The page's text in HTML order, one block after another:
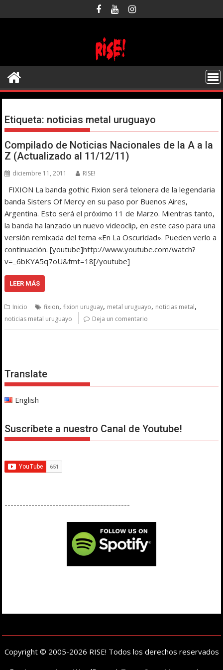
al
Etiqueta: noticias metal uruguayo
Compilado de Noticias Nacionales de la A a la
Z (Actualizado al 11/12/11)
diciembre 11, 2011 RISE!
FIXION La banda gothic Fixion será telonera de la legendaria
banda Sisters Of Mercy en su paso por Buenos Aires,
Argentina. Esto será el próximo 11 de Marzo. Mientras tanto,
la banda ha lanzado un nuevo videoclip, en este caso para una
versión remixada del tema «En La Oscuridad». Pueden verlo a
continuación. [youtube]http://www.youtube.com/watch?
v=_6bKYA5q7oU&fmt=18[/youtube]
LEER MÁS
Inicio fixion,fixion uruguay, metal uruguayo, noticias metal,
noticias metal uruguayo Deja un comentario
Translate
English
Suscríbete a nuestro Canal de Youtube!
------------------------------------------
Copyright © 2005-2026 RISE! Todos los derechos reservados